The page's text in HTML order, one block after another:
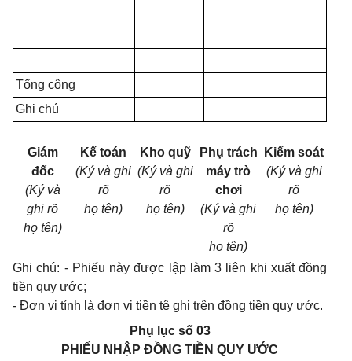
Tổng cộng
Ghi chú
Giám
đốc
(Ký và
ghi rõ
họ tên)
Kế toán
(Ký và ghi
rõ
họ tên)
Kho quỹ
(Ký và ghi
rõ
họ tên)
Phụ trách
máy trò
chơi
(Ký và ghi
rõ
họ tên)
Kiểm soát
(Ký và ghi
rõ
họ tên)
Ghi chú: - Phiếu này được lập làm 3 liên khi xuất đồng
tiền quy ước;
- Đơn vị tính là đơn vị tiền tệ ghi trên đồng tiền quy ước.
Phụ lục số 03
PHIẾU NHẬP ĐỒNG TIỀN QUY ƯỚC